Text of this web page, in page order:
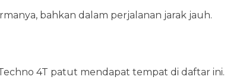
bahkan dalam perjalanan jarak jauh.
4T patut mendapat tempat di daftar ini.